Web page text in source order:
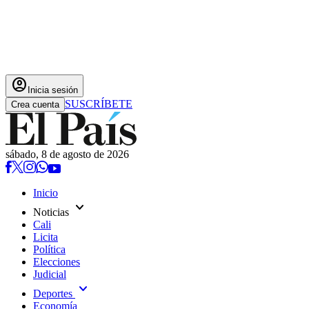
account_circle Inicia sesión
Crea cuenta SUSCRÍBETE
sábado, 8 de agosto de 2026
Inicio
Noticias expand_more
Cali
Licita
Política
Elecciones
Judicial
Deportes expand_more
Economía